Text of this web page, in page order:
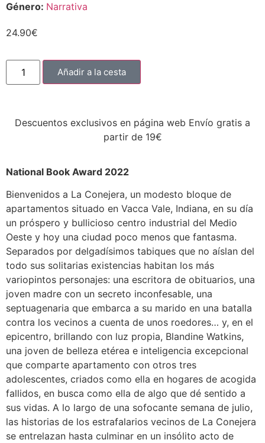
Género: Narrativa
24.90€
Añadir a la cesta
Descuentos exclusivos en página web Envío gratis a
partir de 19€
National Book Award 2022
Bienvenidos a La Conejera, un modesto bloque de
apartamentos situado en Vacca Vale, Indiana, en su día
un próspero y bullicioso centro industrial del Medio
Oeste y hoy una ciudad poco menos que fantasma.
Separados por delgadísimos tabiques que no aíslan del
todo sus solitarias existencias habitan los más
variopintos personajes: una escritora de obituarios, una
joven madre con un secreto inconfesable, una
septuagenaria que embarca a su marido en una batalla
contra los vecinos a cuenta de unos roedores… y, en el
epicentro, brillando con luz propia, Blandine Watkins,
una joven de belleza etérea e inteligencia excepcional
que comparte apartamento con otros tres
adolescentes, criados como ella en hogares de acogida
fallidos, en busca como ella de algo que dé sentido a
sus vidas. A lo largo de una sofocante semana de julio,
las historias de los estrafalarios vecinos de La Conejera
se entrelazan hasta culminar en un insólito acto de